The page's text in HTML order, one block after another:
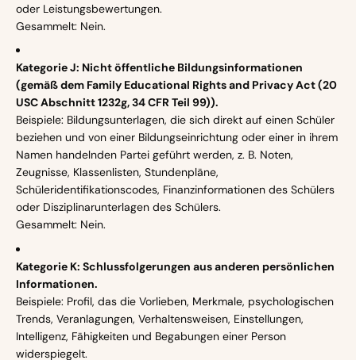
oder Leistungsbewertungen.
Gesammelt: Nein.
Kategorie J: Nicht öffentliche Bildungsinformationen
(gemäß dem Family Educational Rights and Privacy Act (20
USC Abschnitt 1232g, 34 CFR Teil 99)).
Beispiele: Bildungsunterlagen, die sich direkt auf einen Schüler
beziehen und von einer Bildungseinrichtung oder einer in ihrem
Namen handelnden Partei geführt werden, z. B. Noten,
Zeugnisse, Klassenlisten, Stundenpläne,
Schüleridentifikationscodes, Finanzinformationen des Schülers
oder Disziplinarunterlagen des Schülers.
Gesammelt: Nein.
Kategorie K: Schlussfolgerungen aus anderen persönlichen
Informationen.
Beispiele: Profil, das die Vorlieben, Merkmale, psychologischen
Trends, Veranlagungen, Verhaltensweisen, Einstellungen,
Intelligenz, Fähigkeiten und Begabungen einer Person
widerspiegelt.